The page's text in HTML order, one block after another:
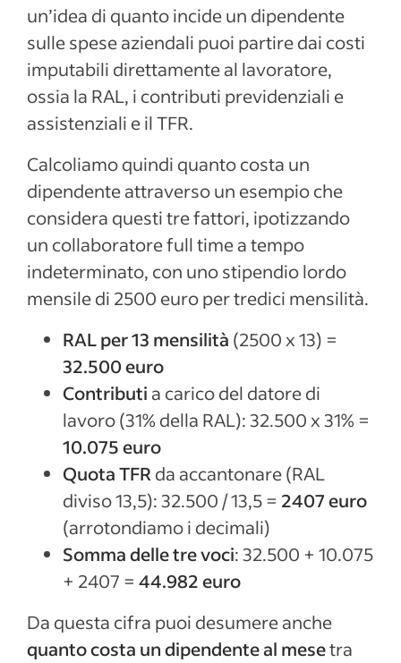
un’idea di quanto incide un dipendente
sulle spese aziendali puoi partire dai costi
imputabili direttamente al lavoratore,
ossia la RAL, i contributi previdenziali e
assistenziali e il TFR.
Calcoliamo quindi quanto costa un
dipendente attraverso un esempio che
considera questi tre fattori, ipotizzando
un collaboratore full time a tempo
indeterminato, con uno stipendio lordo
mensile di 2500 euro per tredici mensilità.
RAL per 13 mensilità (2500 x 13) =
32.500 euro
Contributi a carico del datore di
lavoro (31% della RAL): 32.500 x 31% =
10.075 euro
Quota TFR da accantonare (RAL
diviso 13,5): 32.500 / 13,5 = 2407 euro
(arrotondiamo i decimali)
Somma delle tre voci: 32.500 + 10.075
+ 2407 = 44.982 euro
Da questa cifra puoi desumere anche
quanto costa un dipendente al mesetra